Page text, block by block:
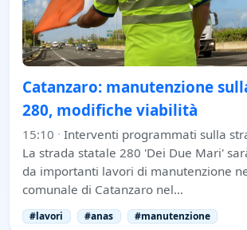
Catanzaro: manutenzione
280, modifiche viabilità
15:10 · Interventi programmati sulla
La strada statale 280 'Dei Due Mari'
da importanti lavori di manutenzione
comunale di Catanzaro nel…
#lavori #anas #manutenzione